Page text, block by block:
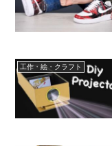
工作・絵・クラフト